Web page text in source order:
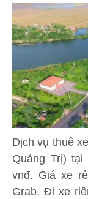
Dịch vụ thuê
Quảng Trị)
vnđ. Giá xe
Grab. Đi xe